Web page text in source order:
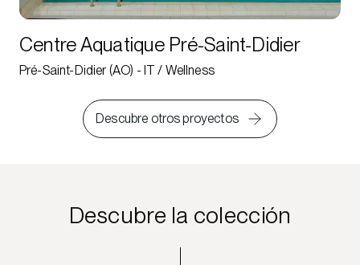
Centre Aquatique Pré-Saint-Didier
Pré-Saint-Didier (AO) - IT / Wellness
Descubre otros proyectos
Descubre la colección